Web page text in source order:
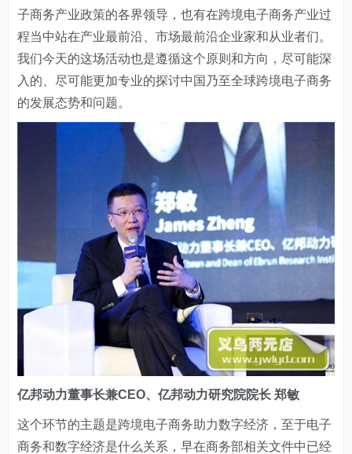
子商务产业政策的各界领导，也有在跨境电子商务产业过
程当中站在产业最前沿、市场最前沿企业家和从业者们。
我们今天的这场活动也是遵循这个原则和方向，尽可能深
入的、尽可能更加专业的探讨中国乃至全球跨境电子商务
的发展态势和问题。
亿邦动力董事长兼CEO、亿邦动力研究院院长郑敏
这个环节的主题是跨境电子商务助力数字经济，至于电子
商务和数字经济是什么关系，早在商务部相关文件中已经